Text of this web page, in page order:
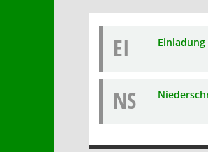
EI Einladung
NS